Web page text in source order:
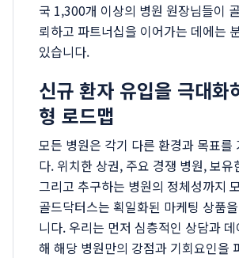
국 1,300개 이상의 병원 원장님들이
뢰하고 파트너십을 이어가는 데에는
있습니다.
신규 환자 유입을 극대화
형 로드맵
모든 병원은 각기 다른 환경과 목표를
다. 위치한 상권, 주요 경쟁 병원, 보유
그리고 추구하는 병원의 정체성까지
골드닥터스는 획일화된 마케팅 상품
니다. 우리는 먼저 심층적인 상담과
해 해당 병원만의 강점과 기회요인을